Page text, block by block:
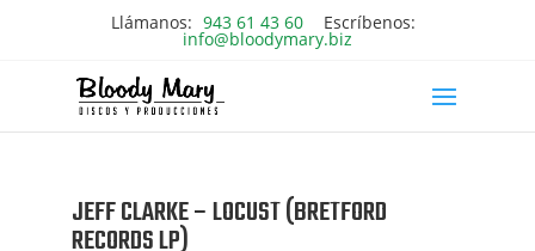
Llámanos: 943 61 43 60 Escríbenos:
info@bloodymary.biz
JEFF CLARKE – LOCUST (BRETFORD
RECORDS LP)